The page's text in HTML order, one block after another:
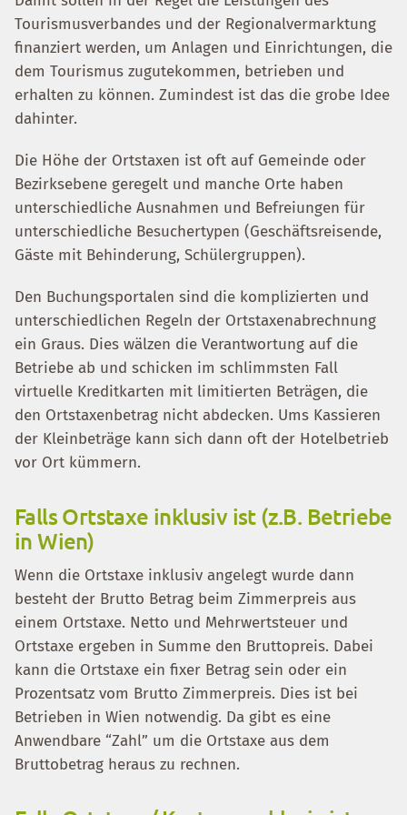
Tourismusverbandes und der Regionalvermarktung
finanziert werden, um Anlagen und Einrichtungen, die
dem Tourismus zugutekommen, betrieben und
erhalten zu können. Zumindest ist das die grobe Idee
dahinter.
Die Höhe der Ortstaxen ist oft auf Gemeinde oder
Bezirksebene geregelt und manche Orte haben
unterschiedliche Ausnahmen und Befreiungen für
unterschiedliche Besuchertypen (Geschäftsreisende,
Gäste mit Behinderung, Schülergruppen).
Den Buchungsportalen sind die komplizierten und
unterschiedlichen Regeln der Ortstaxenabrechnung
ein Graus. Dies wälzen die Verantwortung auf die
Betriebe ab und schicken im schlimmsten Fall
virtuelle Kreditkarten mit limitierten Beträgen, die
den Ortstaxenbetrag nicht abdecken. Ums Kassieren
der Kleinbeträge kann sich dann oft der Hotelbetrieb
vor Ort kümmern.
Falls Ortstaxe inklusiv ist (z.B. Betriebe
in Wien)
Wenn die Ortstaxe inklusiv angelegt wurde dann
besteht der Brutto Betrag beim Zimmerpreis aus
einem Ortstaxe. Netto und Mehrwertsteuer und
Ortstaxe ergeben in Summe den Bruttopreis. Dabei
kann die Ortstaxe ein fixer Betrag sein oder ein
Prozentsatz vom Brutto Zimmerpreis. Dies ist bei
Betrieben in Wien notwendig. Da gibt es eine
Anwendbare “Zahl” um die Ortstaxe aus dem
Bruttobetrag heraus zu rechnen.